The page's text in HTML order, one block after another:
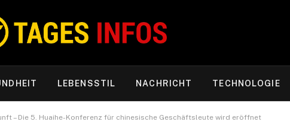
LEBENSSTIL NACHRICHT TECHNOLOGIE
– Die 5. Huaihe-Konferenz für chinesische Geschäftsleute wird eröffnet